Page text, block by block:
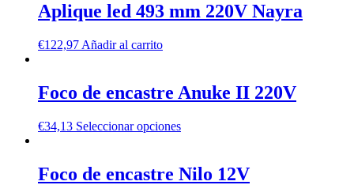
Aplique led 493 mm 220V Nayra
€122,97 Añadir al carrito
Foco de encastre Anuke II 220V
€34,13 Seleccionar opciones
Foco de encastre Nilo 12V